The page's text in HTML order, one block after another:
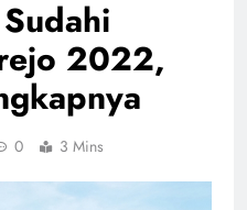
2022,
0 3 Mins